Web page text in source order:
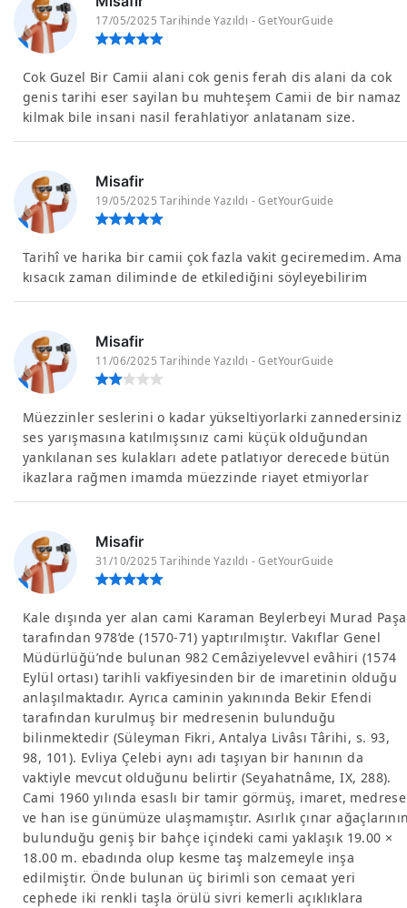
17/05/2025 Tarihinde Yazıldı - GetYourGuide
Cok Guzel Bir Camii alani cok genis ferah dis alani da cok
genis tarihi eser sayilan bu muhteşem Camii de bir namaz
kilmak bile insani nasil ferahlatiyor anlatanam size.
Misafir
19/05/2025 Tarihinde Yazıldı - GetYourGuide
Tarihî ve harika bir camii çok fazla vakit geciremedim. Ama
kısacık zaman diliminde de etkilediğini söyleyebilirim
Misafir
11/06/2025 Tarihinde Yazıldı - GetYourGuide
Müezzinler seslerini o kadar yükseltiyorlarki zannedersiniz
ses yarışmasına katılmışsınız cami küçük olduğundan
yankılanan ses kulakları adete patlatıyor derecede bütün
ikazlara rağmen imamda müezzinde riayet etmiyorlar
Misafir
31/10/2025 Tarihinde Yazıldı - GetYourGuide
Kale dışında yer alan cami Karaman Beylerbeyi Murad Paşa
tarafından 978’de (1570-71) yaptırılmıştır. Vakıflar Genel
Müdürlüğü’nde bulunan 982 Cemâziyelevvel evâhiri (1574
Eylül ortası) tarihli vakfiyesinden bir de imaretinin olduğu
anlaşılmaktadır. Ayrıca caminin yakınında Bekir Efendi
tarafından kurulmuş bir medresenin bulunduğu
bilinmektedir (Süleyman Fikri, Antalya Livâsı Târihi, s. 93,
98, 101). Evliya Çelebi aynı adı taşıyan bir hanının da
vaktiyle mevcut olduğunu belirtir (Seyahatnâme, IX, 288).
Cami 1960 yılında esaslı bir tamir görmüş, imaret, medrese
ve han ise günümüze ulaşmamıştır. Asırlık çınar
bulunduğu geniş bir bahçe içindeki cami yaklaşık 19.00 ×
18.00 m. ebadında olup kesme taş malzemeyle inşa
edilmiştir. Önde bulunan üç birimli son cemaat yeri
cephede iki renkli taşla örülü sivri kemerli açıklıklara